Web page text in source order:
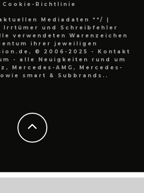
Cookie-Richtlinie
Mediadaten **/
|
Irrtümer und Schreibfehler
verwendeten Warenzeichen
ihrer jeweiligen
© 2006-2025 - Kontakt
- alle Neuigkeiten rund um
Mercedes-AMG, Mercedes-
smart & Subbrands..